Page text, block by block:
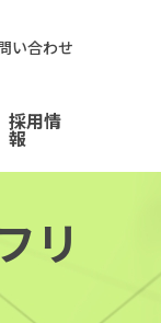
い合わせ
採用情
報
リ